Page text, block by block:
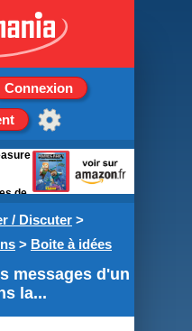
Connexion
/ Discuter >
> Boite à idées
messages d'un
la...
de